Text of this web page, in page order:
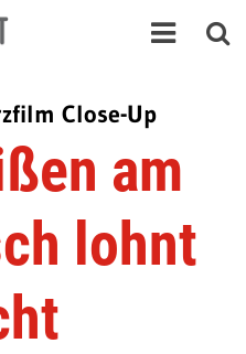
Close-Up
am
lohnt